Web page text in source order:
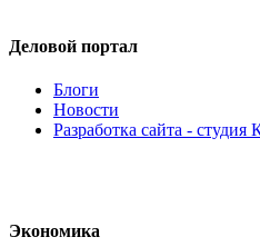
Деловой портал
Блоги
Новости
Разработка сайта - студия
Экономика